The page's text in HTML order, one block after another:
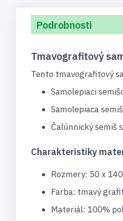
Podrobnosti
Tmavografitový
Tento tmavografitový
Samolepiaci
Samolepiaca
Čalúnnický semiš
Charakteristiky
Rozmery: 50 x
Farba: tmavý
Materiál: 100%